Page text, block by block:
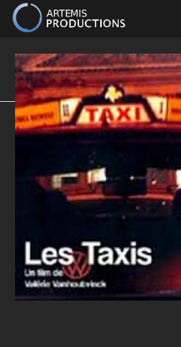
contenu
principal
MAIN
NAVIGATION